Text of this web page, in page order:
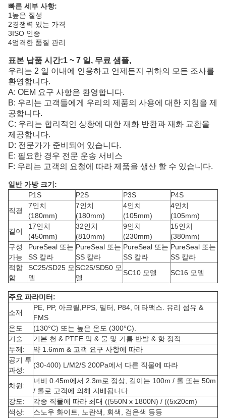
빠른 세부 사항:
1높은 질성
2경쟁력 있는 가격
3ISO 인증
4엄격한 품질 관리
표본 납품 시간:1 ~ 7 일, 무료 샘플,
우리는 2 일 이내에 인용하고 언제든지 귀하의 모든 조사를
환영합니다.
A: OEM 요구 사항은 환영합니다.
B: 우리는 고객들에게 우리의 제품의 사용에 대한 지침을 제
공합니다.
C: 우리는 합리적인 상황에 대한 재화 반환과 재화 교환을
제공합니다.
D: 전문가가 준비되어 있습니다.
E: 필요한 경우 전문 운송 서비스
F: 우리는 고객의 요청에 따라 제품을 생산 할 수 있습니다.
일반 가방 크기:
P1S
P2S P3S
P4S
직경
7인치
(180mm)
7인치
(180mm)
4인치
(105mm)
4인치
(105mm)
길이
17인치
(450mm)
32인치
(810mm)
9인치
(230mm)
15인치
(380mm)
구성
가능
PureSeal 또는
SS 칼라
PureSeal 또는
SS 칼라
PureSeal 또는
SS 칼라
PureSeal 또는
SS 칼라
적합
함
SC25/SD25 모
델
SC25/SD50 모
델
SC10 모델 SC16 모델
주요 파라미터:
소재
PE, PP, 아크릴,PPS, 밀터, P84, 메타맥스. 유리 섬유 &
FMS
온도
(130°C) 또는 높은 온도 (300°C).
기술
기본 천 & PTFE 막 & 물 및 기름 반발 & 항 정적.
두께:
약 1.6mm & 고객 요구 사항에 따라
공기 투
과성:
(30-400) L/M2/S 200Pa에서 다른 직물에 따라
차원:
너비 0.45m에서 2.3m로 정상, 길이는 100m / 롤 또는 50m
/ 롤로 고객에 의해 지배됩니다.
강도:
각종 직물에 따라 최대 ((550N x 1800N) / ((5x20cm)
색상:
스노우 화이트, 노란색, 회색, 검은색 등등